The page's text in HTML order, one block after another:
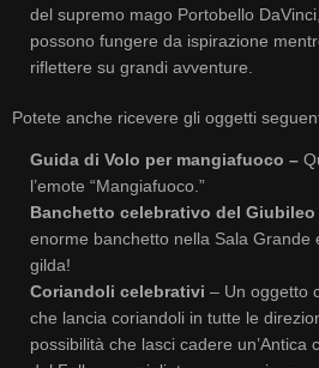
del supremo mago Portobello
possono fungere da ispirazione
riflettere su grandi avventure.
Potete anche ricevere gli oggetti
Guida di Volo per mangiafuoco –
l’emote “Mangiafuoco.”
Banchetto celebrativo del Giubileo
enorme banchetto nella Sala Grande
gilda!
Coriandoli celebrativi – Un oggetto
che lancia coriandoli in tutte le
possibilità che lasci cadere un’Antica